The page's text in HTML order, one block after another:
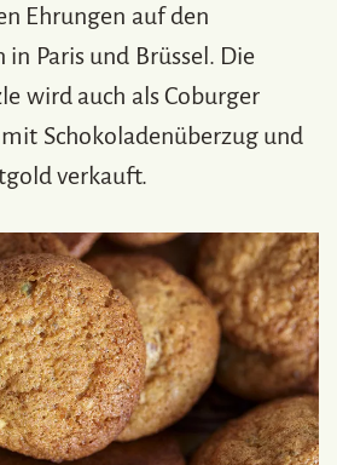
Ehrungen auf den
Paris und Brüssel. Die
wird auch als Coburger
Schokoladenüberzug und
verkauft.